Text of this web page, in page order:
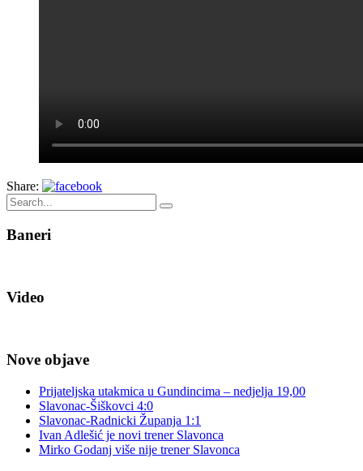
Share:
Baneri
Video
Nove objave
Prijateljska utakmica u Gundincima – nedjelja 19,00
Slavonac-Šiškovci 4:0
Slavonac-Radnicki Županja 1:1
Ivan Adlešić je novi trener Slavonca
Mirko Godanj više nije trener Slavonca